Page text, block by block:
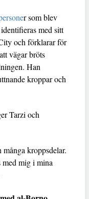
r som blev
med sitt
och förklarar för
vägar bröts
Han
kroppar och
Tarzi och
kroppsdelar.
med mig i mina